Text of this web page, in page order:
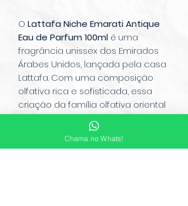
O Lattafa Niche Emarati Antique
Eau de Parfum 100ml é uma
fragrância unissex dos Emirados
Árabes Unidos, lançada pela casa
Lattafa. Com uma composição
olfativa rica e sofisticada, essa
criação da família olfativa oriental
gourmand combina notas de topo
de cardamomo, figo, coco, leite e
chá preto, proporcionando uma
Chama no Whats!